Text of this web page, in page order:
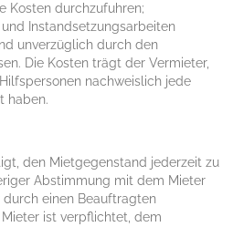
Kosten durchzufuhren;
Instandsetzungsarbeiten
unverzüglich durch den
Die Kosten trägt der Vermieter,
nachweislich jede
haben.
den Mietgegenstand jederzeit zu
Abstimmung mit dem Mieter
einen Beauftragten
ist verpflichtet, dem